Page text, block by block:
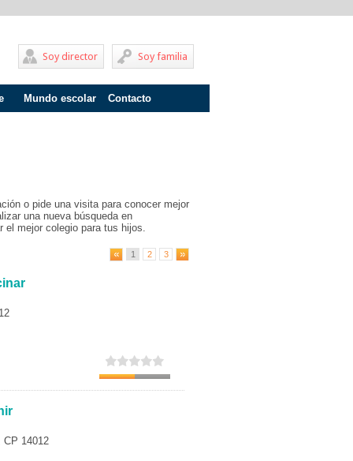
Soy familia
Soy director
Mundo escolar
Fracaso escolar
Acoso escolar
Contacto
o pide una visita para conocer mejor
una nueva búsqueda en
el mejor colegio para tus hijos.
1 2 3
CP 14012